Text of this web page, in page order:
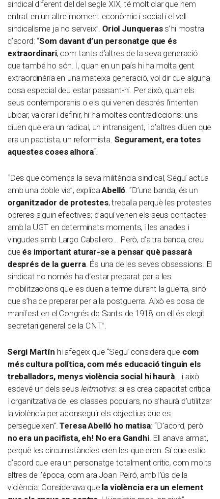
sindical diferent del del segle XIX, té molt clar que hem
entrat en un altre moment econòmic i social i el vell
sindicalisme ja no serveix”. Oriol Junquerass’hi mostra
d’acord: “Som davant d’un personatge que és
extraordinari, com tants d’altres de la seva generació
que també ho són. I, quan en un país hi ha molta gent
extraordinària en una mateixa generació, vol dir que alguna
cosa especial deu estar passant-hi. Per això, quan els
seus contemporanis o els qui venen després l’intenten
ubicar, valorar i definir, hi ha moltes contradiccions: uns
diuen que era un radical, un intransigent, i d’altres diuen que
era un pactista, un reformista. Segurament, era totes
aquestes coses alhora“.
“Des que comença la seva militància sindical, Seguí actua
amb una doble via”, explicaAbelló . “D’una banda, és un
organitzador de protestes, treballa perquè les protestes
obreres siguin efectives; d’aquí venen els seus contactes
amb la UGT en determinats moments, i les anades i
vingudes amb Largo Caballero… Però, d’altra banda, creu
que és important aturar-se a pensar què passarà
després de la guerra. És una de les seves obsessions. El
sindicat no només ha d’estar preparat per a les
mobilitzacions que es duen a terme durant la guerra, sinó
que s’ha de preparar per a la postguerra. Això es posa de
manifest en el Congrés de Sants de 1918, on ell és elegit
secretari general de la CNT”.
Sergi Martín hi afegeix que “Seguí considera que com
més cultura política, com més educació tinguin els
treballadors, menys violència social hi haurà… i això
esdevé un dels seus leitmotivs: si es crea capacitat crítica
i organitzativa de les classes populars, no s’haurà d’utilitzar
la violència per aconseguir els objectius que es
persegueixen”.Teresa Abelló ho matisa: “D’acord, però
no era un pacifista, eh! No era Gandhi. Ell anava armat,
perquè les circumstàncies eren les que eren. Sí que estic
d’acord que era un personatge totalment crític, com molts
altres de l’època, com ara Joan Peiró, amb l’ús de la
violència. Considerava que la violència era un element